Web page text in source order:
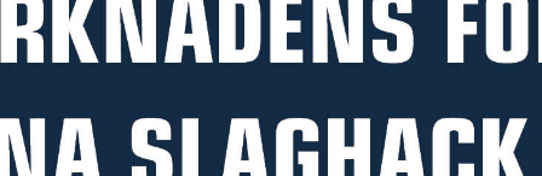
MANUALER